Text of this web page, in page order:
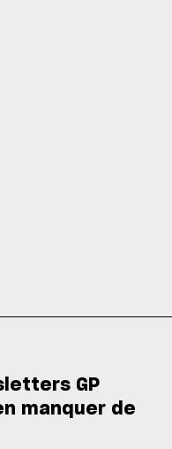
GP
manquer de